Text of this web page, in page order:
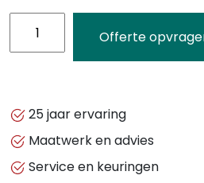
heupgordel
positionering
358)
aantal
Offerte
25 jaar ervaring
Maatwerk en advies
Service en keuringen